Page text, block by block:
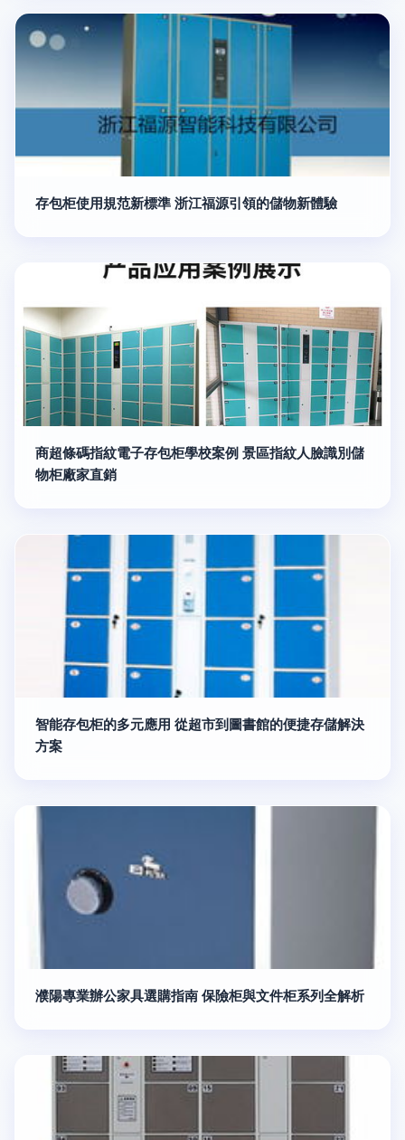
存包柜使用規范新標準 浙江福源引領的儲物新體驗
商超條碼指紋電子存包柜學校案例 景區指紋人臉識別儲
物柜廠家直銷
智能存包柜的多元應用 從超市到圖書館的便捷存儲解決
方案
濮陽專業辦公家具選購指南 保險柜與文件柜系列全解析